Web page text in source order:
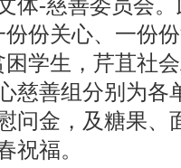
体-慈善委员会
份关心、一份
学生，芹苴社
慈善组分别为
问金，及糖果
祝福。